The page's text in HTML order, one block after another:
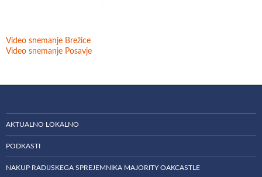
Video snemanje Brežice
Video snemanje Posavje
AKTUALNO LOKALNO
PODKASTI
NAKUP RADIJSKEGA SPREJEMNIKA MAJORITY OAKCASTLE